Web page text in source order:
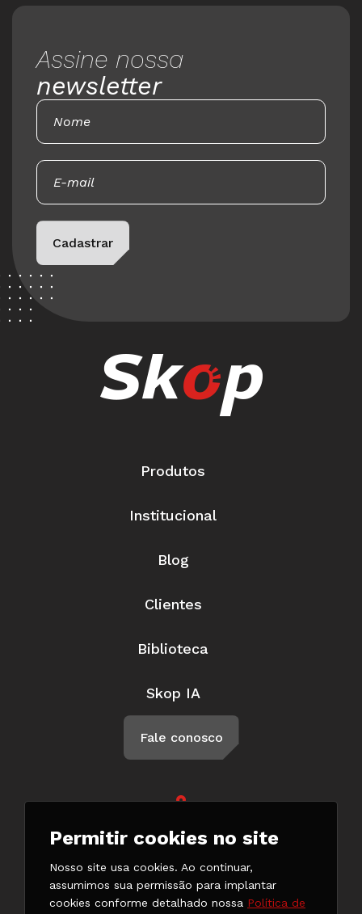
Assine nossa
newsletter
Please leave this field empty.
Cadastrar
Produtos
Institucional
Blog
Clientes
Biblioteca
Skop IA
Fale conosco
de Janeiro - RJ CEP 21011-500
(21) 3147-7777
(21) 98132-0182
Permitir cookies no site
Nosso site usa cookies. Ao continuar,
assumimos sua permissão para implantar
cookies conforme detalhado nossa Política de